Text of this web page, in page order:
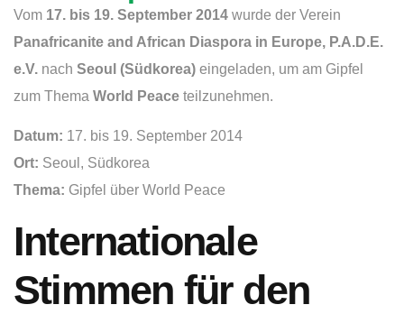
Vom 17. bis 19. September 2014 wurde der Verein
Panafricanite and African Diaspora in Europe, P.A.D.E.
e.V. nach Seoul (Südkorea) eingeladen, um am Gipfel
zum Thema World Peace teilzunehmen.
Datum: 17. bis 19. September 2014
Ort: Seoul, Südkorea
Thema: Gipfel über World Peace
Internationale
Stimmen für den